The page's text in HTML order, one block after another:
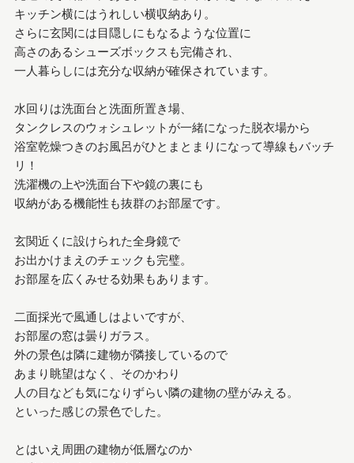
キッチン横にはうれしい横収納あり。
さらに玄関には目隠しにもなるような位置に
高さのあるシューズボックスも完備され、
一人暮らしには充分な収納が確保されています。
水回りは洗面台と洗面所置き場、
タンクレスのウォシュレットが一緒になった脱衣場から
浴室乾燥つきのお風呂がひとまとまりになって導線もバッチ
リ！
洗濯機の上や洗面台下や鏡の裏にも
収納がある機能性も抜群のお部屋です。
玄関近くに設けられた全身鏡で
お出かけまえのチェックも完璧。
お部屋を広くみせる効果もあります。
二面採光で風通しはよいですが、
お部屋の窓は曇りガラス。
外の景色は隣に建物が隣接しているので
あまり眺望はなく、そのかわり
人の目なども気になりずらい隣の建物の壁がみえる。
といった感じの景色でした。
とはいえ周囲の建物が低層なのか